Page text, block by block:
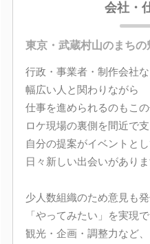
会社・
東京・武蔵村山のまちの
行政・事業者・制作会社な
幅広い人と関わりながら
仕事を進められるのもこ
ロケ現場の裏側を間近で支
自分の提案がイベントと
日々新しい出会いがありま
少人数組織のため意見も発
「やってみたい」を実現で
観光・企画・調整力など、